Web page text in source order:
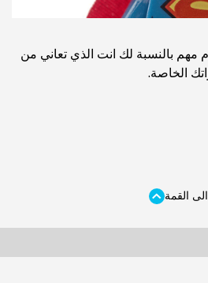
مهم بالنسبة لك انت الذي تعاني من
الخاصة.
الى القمة